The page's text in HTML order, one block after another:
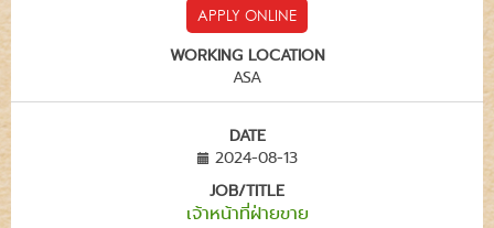
APPLY ONLINE
WORKING LOCATION
ASA
DATE
2024-08-13
JOB/TITLE
เจ้าหน้าที่ฝ่ายขาย